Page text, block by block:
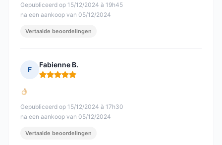
Gepubliceerd op 15/12/2024 à 19h45
na een aankoop van 05/12/2024
Vertaalde beoordelingen
F
Fabienne B.
Opmerking: 5 van 5
Gepubliceerd op 15/12/2024 à 17h30
na een aankoop van 05/12/2024
Vertaalde beoordelingen